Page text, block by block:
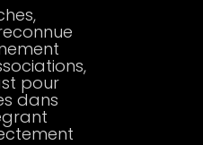
pour
dans